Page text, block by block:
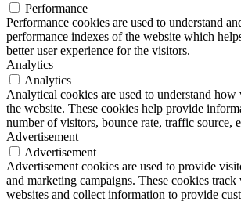
Performance
Performance cookies are used to understand
performance indexes of the website which
better user experience for the visitors.
Analytics
Analytics
Analytical cookies are used to understand
the website. These cookies help provide
number of visitors, bounce rate, traffic source,
Advertisement
Advertisement
Advertisement cookies are used to provide
and marketing campaigns. These cookies track
websites and collect information to provide